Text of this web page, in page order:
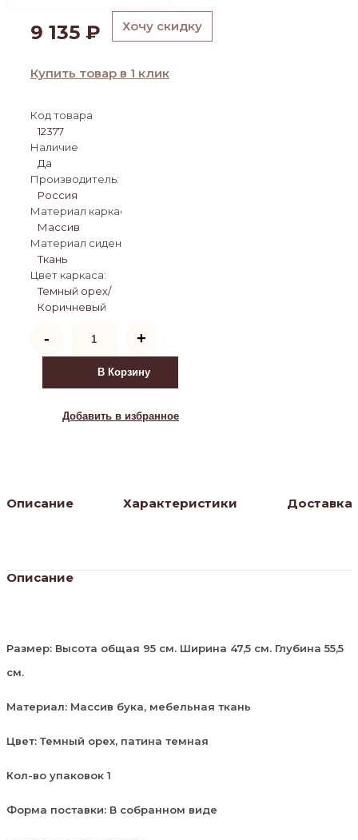
9 135 ₽ Хочу скидку
Купить товар в 1 клик
Код товара
12377
Наличие
Да
Производитель:
Россия
Материал каркаса:
Массив
Материал сиденья:
Ткань
Цвет каркаса:
Темный орех/
Коричневый
-
товара
Стул
Милорд
№4
орех,
+
В Корзину
Добавить в избранное
Описание Характеристики Доставка
Описание
Размер: Высота общая 95 см. Ширина 47,5 см. Глубина 55,5
см.
Материал: Массив бука, мебельная ткань
Цвет: Темный орех, патина темная
Кол-во упаковок 1
Форма поставки: В собранном виде